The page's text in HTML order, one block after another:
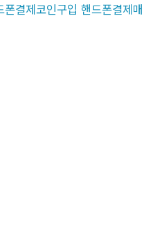
결제코인구입 핸드폰결제매